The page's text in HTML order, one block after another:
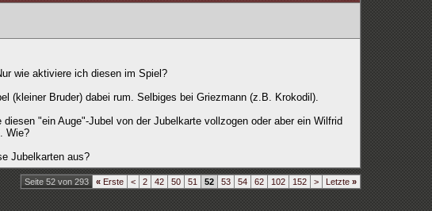
wie aktiviere ich diesen im Spiel?
(kleiner Bruder) dabei rum. Selbiges bei Griezmann (z.B. Krokodil).
"ein Auge"-Jubel von der Jubelkarte vollzogen oder aber ein Wilfrid
Wie?
Jubelkarten aus?
Seite 52 von 293 « Erste < 2 42 50 51 52 53 54 62 102 152 > Letzte »